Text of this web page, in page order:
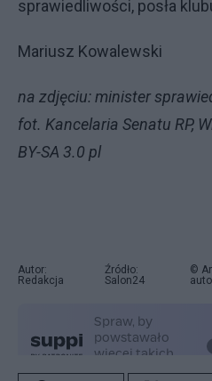
sprawiedliwości, posła
Mariusz Kowalewski
na zdjęciu: minister
fot. Kancelaria Senatu RP,
BY-SA 3.0 pl
Autor:
Redakcja
Źródło:
Salon24
©